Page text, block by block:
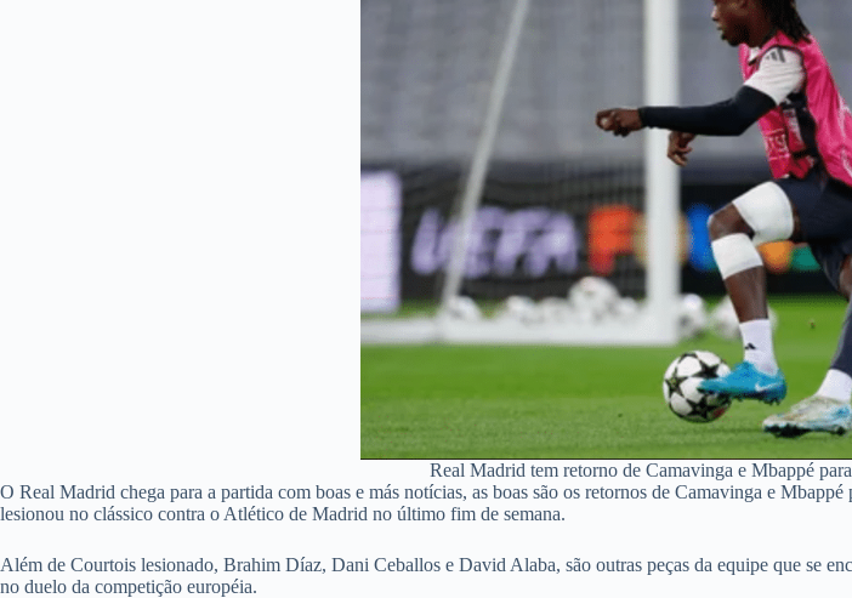
Real Madrid tem retorno de Camavinga e Mbappé
O Real Madrid chega para a partida com boas e más notícias, as boas são os retornos de Camavinga e
lesionou no clássico contra o Atlético de Madrid no último fim de semana.
Além de Courtois lesionado, Brahim Díaz, Dani Ceballos e David Alaba, são outras peças da equipe que se
no duelo da competição européia.